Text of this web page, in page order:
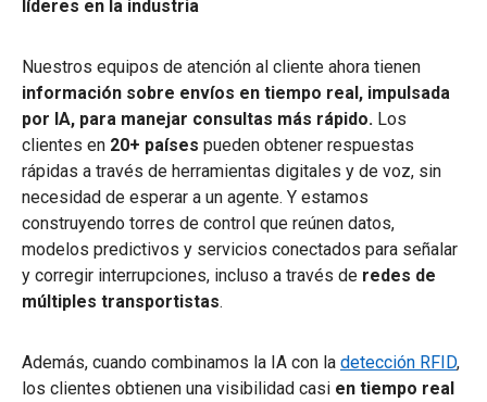
líderes en la industria
Nuestros equipos de atención al cliente ahora tienen
información sobre envíos en tiempo real, impulsada
por IA, para manejar consultas más rápido. Los
clientes en 20+ países pueden obtener respuestas
rápidas a través de herramientas digitales y de voz, sin
necesidad de esperar a un agente. Y estamos
construyendo torres de control que reúnen datos,
modelos predictivos y servicios conectados para señalar
y corregir interrupciones, incluso a través de redes de
múltiples transportistas.
Además, cuando combinamos la IA con la detección RFID,
los clientes obtienen una visibilidad casi en tiempo real